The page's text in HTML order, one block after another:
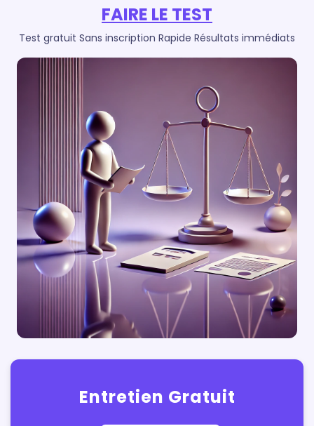
FAIRE LE TEST
Test gratuit Sans inscription Rapide Résultats immédiats
Entretien Gratuit